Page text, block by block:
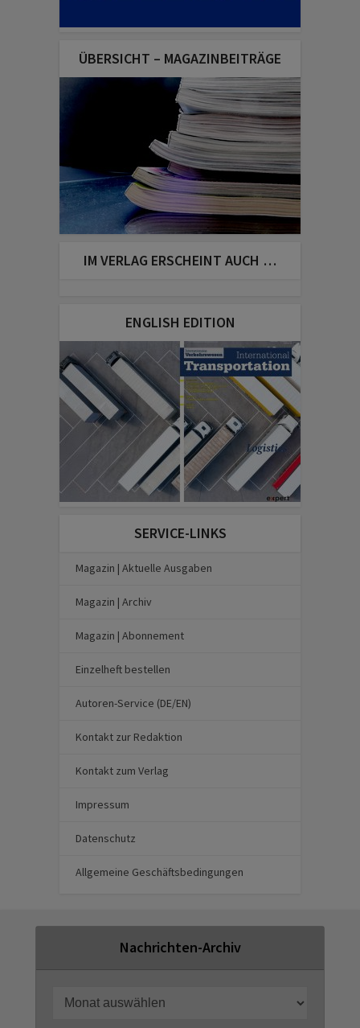
ÜBERSICHT – MAGAZINBEITRÄGE
IM VERLAG ERSCHEINT AUCH …
ENGLISH EDITION
SERVICE-LINKS
Magazin | Aktuelle Ausgaben
Magazin | Archiv
Magazin | Abonnement
Einzelheft bestellen
Autoren-Service (DE/EN)
Kontakt zur Redaktion
Kontakt zum Verlag
Impressum
Datenschutz
Allgemeine Geschäftsbedingungen
Nachrichten-Archiv